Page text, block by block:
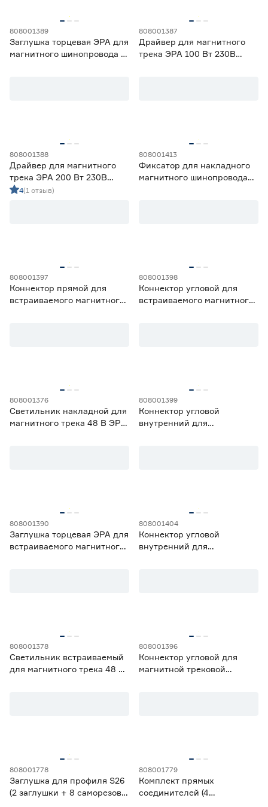
808001389
Заглушка торцевая ЭРА для
магнитного шинопровода в
808001387
Драйвер для магнитного
трека ЭРА 100 Вт 230В
808001388
Драйвер для магнитного
трека ЭРА 200 Вт 230В
50‑60Гц
4(1 отзыв)
808001413
Фиксатор для накладного
магнитного шинопровода
808001397
Коннектор прямой для
встраиваемого магнитного
808001398
Коннектор угловой для
встраиваемого магнитного
808001376
Светильник накладной для
магнитного трека 48 В ЭРА
808001399
Коннектор угловой
внутренний для
808001390
Заглушка торцевая ЭРА для
встраиваемого магнитного
808001404
Коннектор угловой
внутренний для
808001378
Светильник встраиваемый
для магнитного трека 48 В
808001396
Коннектор угловой для
магнитной трековой
808001778
Заглушка для профиля S26
(2 заглушки + 8 саморезов)
808001779
Комплект прямых
соединителей (4